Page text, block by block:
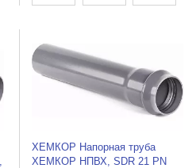
ХЕМКОР Напорная труба
ХЕМКОР НПВХ, SDR 21 PN